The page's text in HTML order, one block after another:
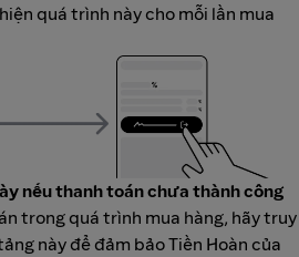
quá trình này cho mỗi lần mua
nếu thanh toán chưa thành công
trong quá trình mua hàng, hãy truy
này để đảm bảo Tiền Hoàn của